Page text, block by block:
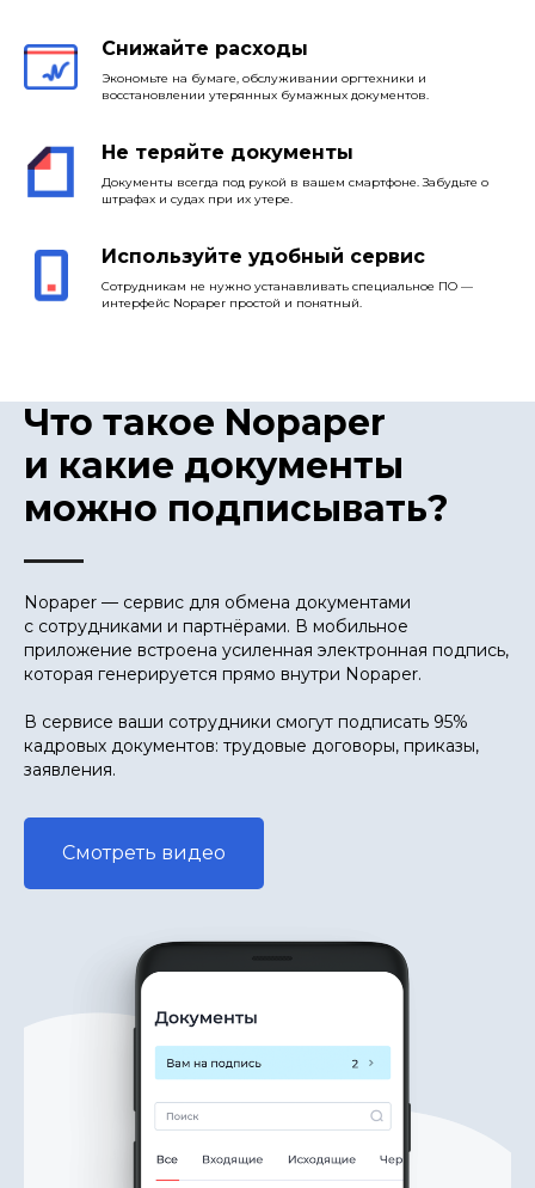
Снижайте расходы
Экономьте на бумаге, обслуживании оргтехники и
восстановлении утерянных бумажных документов.
Не теряйте документы
Документы всегда под рукой в вашем смартфоне. Забудьте о
штрафах и судах при их утере.
Используйте удобный сервис
Сотрудникам не нужно устанавливать специальное ПО —
интерфейс Nopaper простой и понятный.
Что такое Nopaper
и какие документы
можно подписывать?
Nopaper — сервис для обмена документами
с сотрудниками и партнёрами. В мобильное
приложение встроена усиленная электронная подпись,
которая генерируется прямо внутри Nopaper.
В сервисе ваши сотрудники смогут подписать 95%
кадровых документов: трудовые договоры, приказы,
заявления.
Смотреть видео